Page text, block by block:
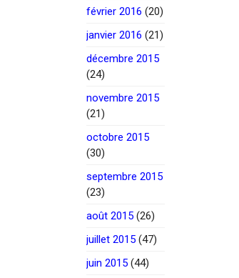
février 2016 (20)
janvier 2016 (21)
décembre 2015
(24)
novembre 2015
(21)
octobre 2015
(30)
septembre 2015
(23)
août 2015 (26)
juillet 2015 (47)
juin 2015 (44)